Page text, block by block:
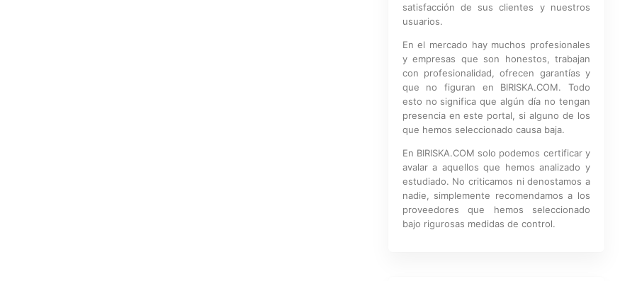
satisfacción de sus clientes y nuestros
usuarios.
En el mercado hay muchos profesionales
y empresas que son honestos, trabajan
con profesionalidad, ofrecen garantías y
que no figuran en BIRISKA.COM. Todo
esto no significa que algún día no tengan
presencia en este portal, si alguno de los
que hemos seleccionado causa baja.
En BIRISKA.COM solo podemos certificar y
avalar a aquellos que hemos analizado y
estudiado. No criticamos ni denostamos a
nadie, simplemente recomendamos a los
proveedores que hemos seleccionado
bajo rigurosas medidas de control.